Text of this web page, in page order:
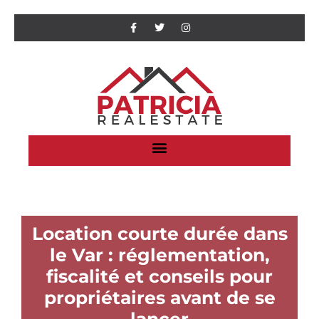
Location courte durée dans
le Var : réglementation,
fiscalité et conseils pour
propriétaires avant de se